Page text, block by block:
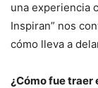
una experiencia
Inspiran” nos
cómo lleva a
¿Cómo fue traer